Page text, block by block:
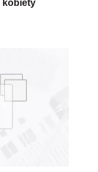
kobiety